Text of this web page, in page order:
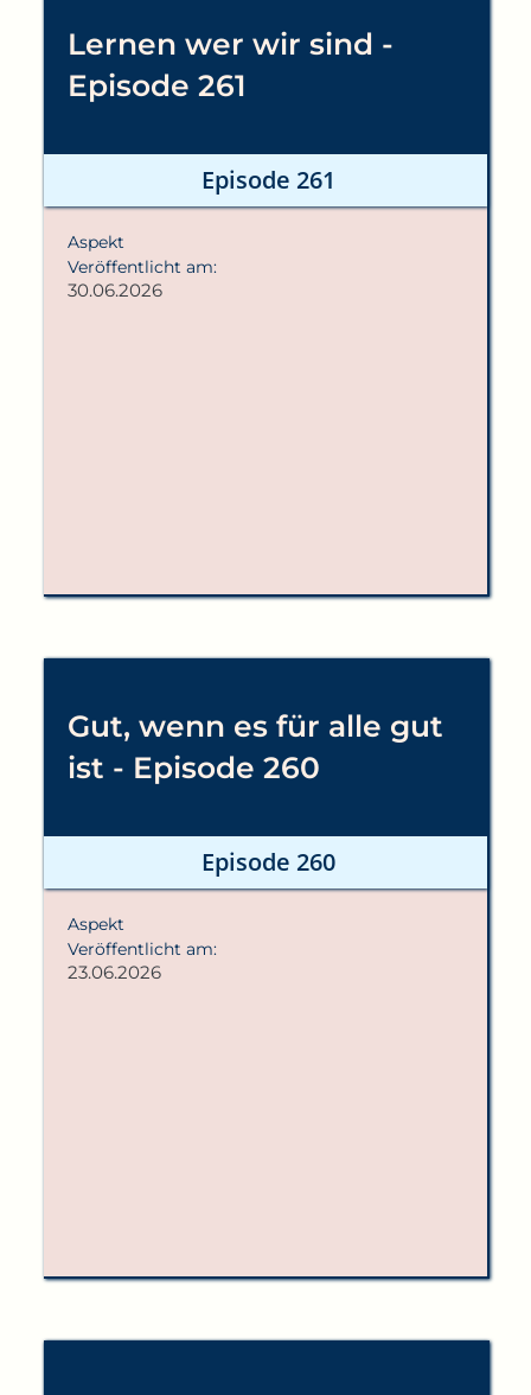
Lernen wer wir sind -
Episode 261
Episode 261
Aspekt
Veröffentlicht am:
30.06.2026
Gut, wenn es für alle gut
ist - Episode 260
Episode 260
Aspekt
Veröffentlicht am:
23.06.2026